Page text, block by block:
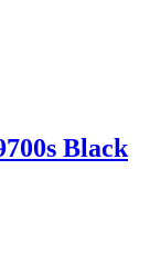
Black